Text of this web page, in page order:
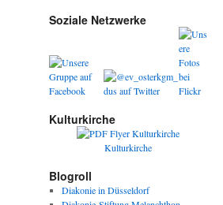
Soziale Netzwerke
Kulturkirche
Kulturkirche
Blogroll
Diakonie in Düsseldorf